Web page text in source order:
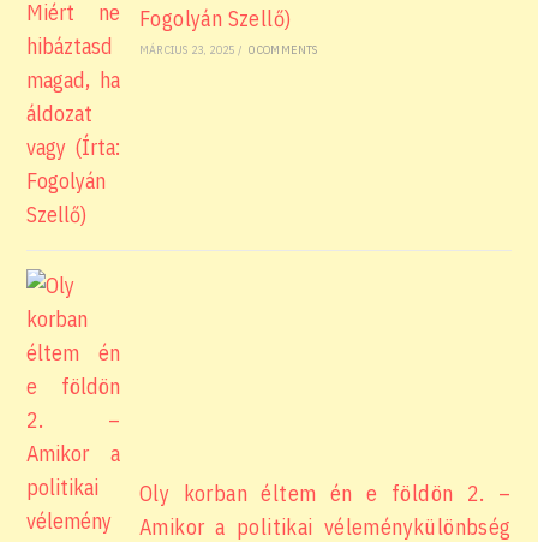
Fogolyán Szellő)
MÁRCIUS 23, 2025 / 0 COMMENTS
Oly korban éltem én e földön 2. –
Amikor a politikai véleménykülönbség